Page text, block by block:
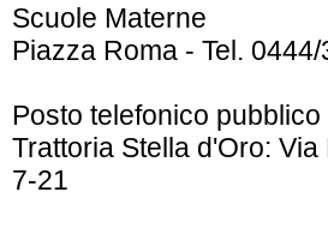
Scuole Materne
Piazza Roma - Tel.
Posto telefonico pubblico
Trattoria Stella d'Oro:
7-21